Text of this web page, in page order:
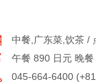
中餐,广东菜,饮茶 /
午餐 890 日元 晚
045-664-6400